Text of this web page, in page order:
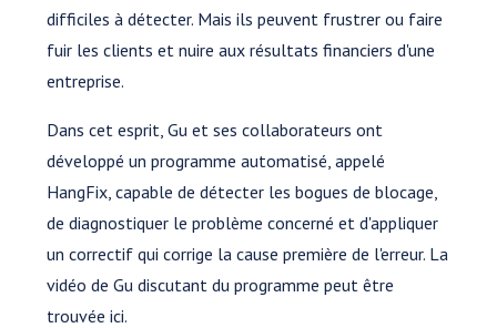
difficiles à détecter. Mais ils peuvent frustrer ou faire
fuir les clients et nuire aux résultats financiers d'une
entreprise.
Dans cet esprit, Gu et ses collaborateurs ont
développé un programme automatisé, appelé
HangFix, capable de détecter les bogues de blocage,
de diagnostiquer le problème concerné et d'appliquer
un correctif qui corrige la cause première de l'erreur. La
vidéo de Gu discutant du programme peut être
trouvée ici.